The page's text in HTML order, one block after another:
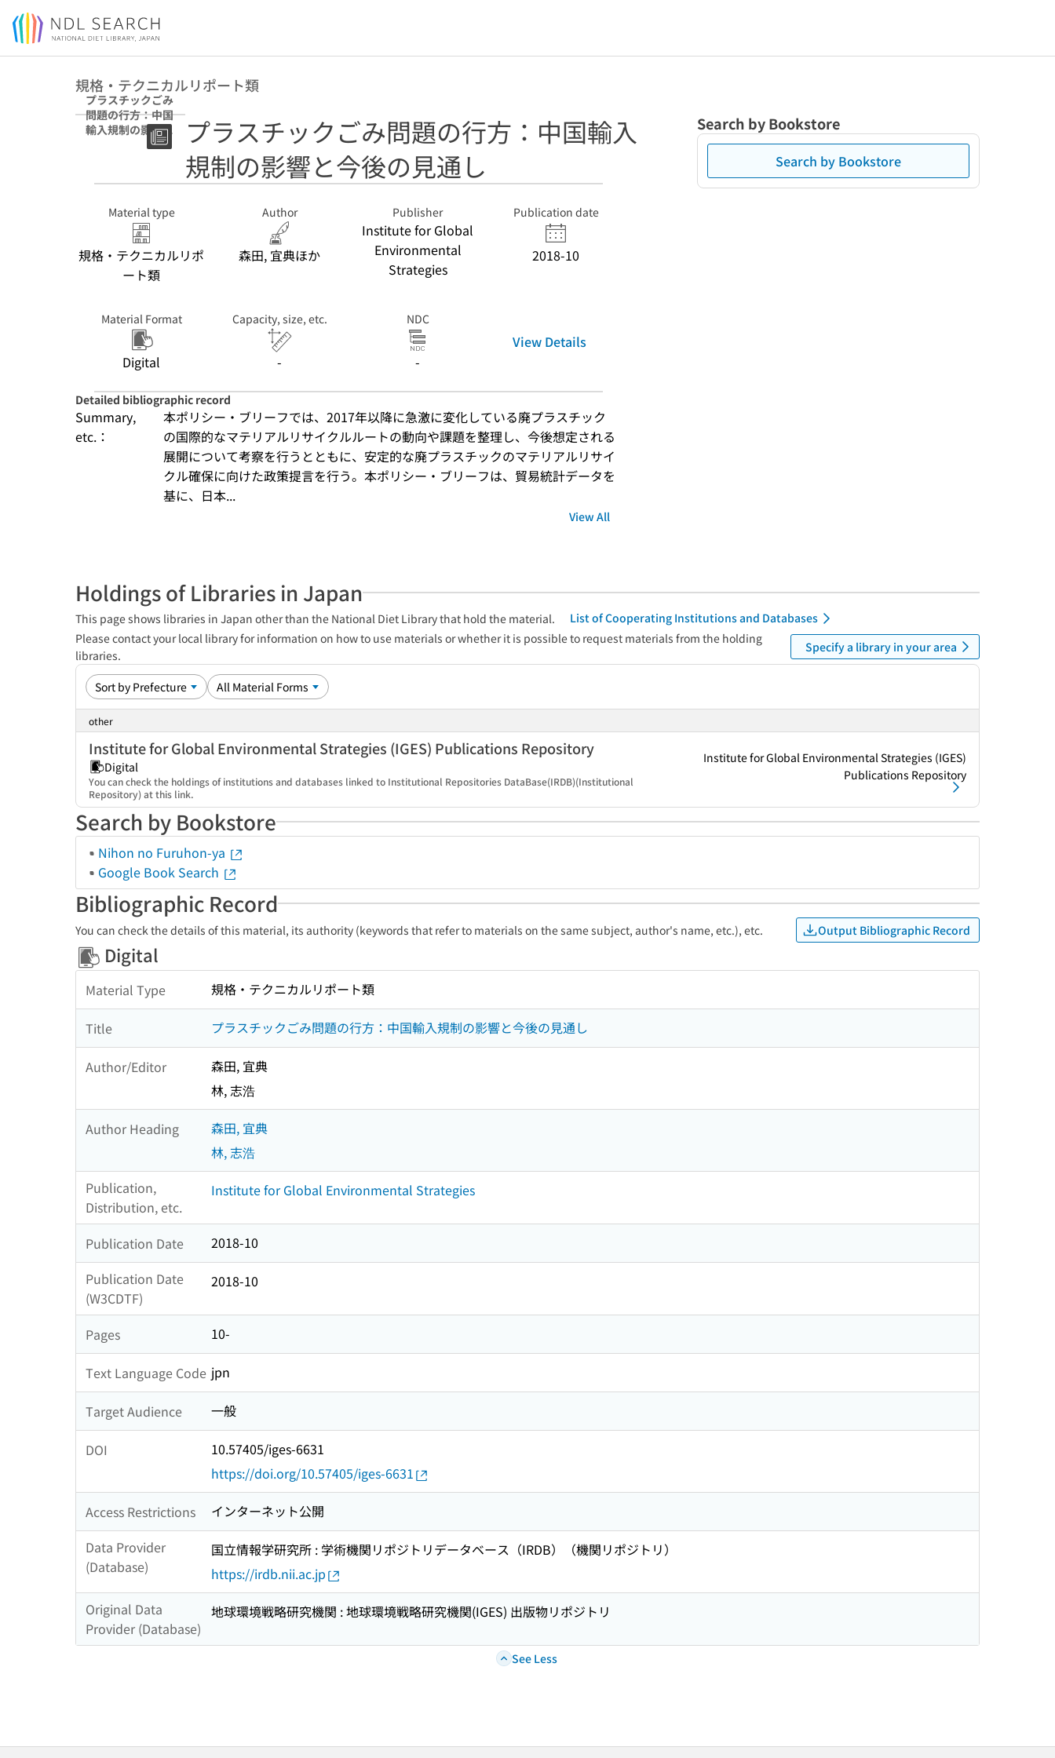
Jump to main content
規格・テクニカルリポート類
プラスチックごみ
問題の行方：中国
輸入規制の影響と
今後の見通し
プラスチックごみ問題の行方：中国輸入
規制の影響と今後の見通し
Material type
規格・テクニカルリポ
ート類
Author
森田, 宜典ほか
Publisher
Institute for Global
Environmental
Strategies
Publication date
2018-10
Material Format
Digital
Capacity, size, etc.
-
NDC
-
View Details
Detailed bibliographic record
Summary,
etc.：
本ポリシー・ブリーフでは、2017年以降に急激に変化している廃プラスチック
の国際的なマテリアルリサイクルルートの動向や課題を整理し、今後想定される
展開について考察を行うとともに、安定的な廃プラスチックのマテリアルリサイ
クル確保に向けた政策提言を行う。本ポリシー・ブリーフは、貿易統計データを
基に、日本...
View All
Search by Bookstore
Search by Bookstore
Holdings of Libraries in Japan
This page shows libraries in Japan other than the National Diet Library that hold the material.
List of Cooperating Institutions and Databases
Please contact your local library for information on how to use materials or whether it is possible to request materials from the holding
libraries.
Specify a library in your area
other
Institute for Global Environmental Strategies (IGES) Publications Repository
Digital
You can check the holdings of institutions and databases linked to Institutional Repositories DataBase(IRDB)(Institutional
Repository) at this link.
Institute for Global Environmental Strategies (IGES)
Publications Repository
Search by Bookstore
Nihon no Furuhon-ya
Google Book Search
Bibliographic Record
You can check the details of this material, its authority (keywords that refer to materials on the same subject, author's name, etc.), etc. Output Bibliographic Record
Digital
Material Type 規格・テクニカルリポート類
Title プラスチックごみ問題の行方：中国輸入規制の影響と今後の見通し
Author/Editor
森田, 宜典
林, 志浩
Author Heading
森田, 宜典
林, 志浩
Publication,
Distribution, etc.
Institute for Global Environmental Strategies
Publication Date
2018-10
Publication Date
(W3CDTF)
2018-10
Pages 10-
Text Language Code jpn
Target Audience 一般
DOI
10.57405/iges-6631
https://doi.org/10.57405/iges-6631
Access Restrictions
インターネット公開
Data Provider
(Database)
国立情報学研究所 : 学術機関リポジトリデータベース（IRDB）（機関リポジトリ）
https://irdb.nii.ac.jp
Original Data
Provider (Database)
地球環境戦略研究機関 : 地球環境戦略研究機関(IGES) 出版物リポジトリ
See Less